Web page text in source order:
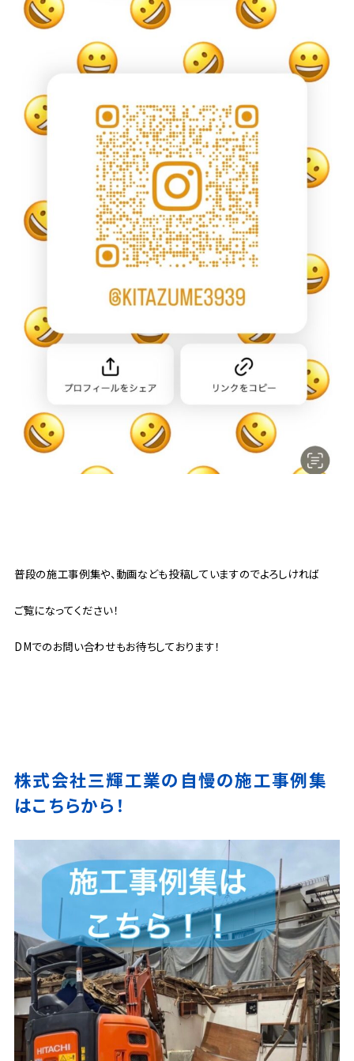
普段の施工事例集や、動画なども投稿していますのでよろしければ
ご覧になってください！
DMでのお問い合わせもお待ちしております！
株式会社三輝工業の自慢の施工事例集
はこちらから！